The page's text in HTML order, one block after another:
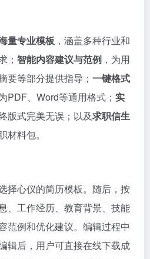
量专业模板 ，涵盖多种行业和
； 智能内容建议与范例 ，为用
要等部分提供指导； 一键格式
PDF、Word等通用格式； 实
版式完美无误；以及求职信生
材料包。
择心仪的简历模板。随后，按
、工作经历、教育背景、技能
范例和优化建议。编辑过程中
辑后，用户可直接在线下载成